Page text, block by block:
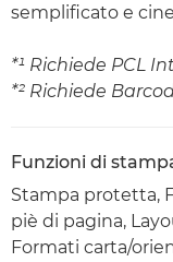
semplificato e
*¹ Richiede PCL
*² Richiede
Funzioni di
Stampa protetta,
piè di pagina,
Formati carta/